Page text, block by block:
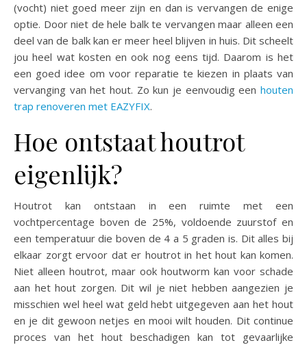
(vocht) niet goed meer zijn en dan is vervangen de enige
optie. Door niet de hele balk te vervangen maar alleen een
deel van de balk kan er meer heel blijven in huis. Dit scheelt
jou heel wat kosten en ook nog eens tijd. Daarom is het
een goed idee om voor reparatie te kiezen in plaats van
vervanging van het hout. Zo kun je eenvoudig een houten
trap renoveren met EAZYFIX.
Hoe ontstaat houtrot
eigenlijk?
Houtrot kan ontstaan in een ruimte met een
vochtpercentage boven de 25%, voldoende zuurstof en
een temperatuur die boven de 4 a 5 graden is. Dit alles bij
elkaar zorgt ervoor dat er houtrot in het hout kan komen.
Niet alleen houtrot, maar ook houtworm kan voor schade
aan het hout zorgen. Dit wil je niet hebben aangezien je
misschien wel heel wat geld hebt uitgegeven aan het hout
en je dit gewoon netjes en mooi wilt houden. Dit continue
proces van het hout beschadigen kan tot gevaarlijke